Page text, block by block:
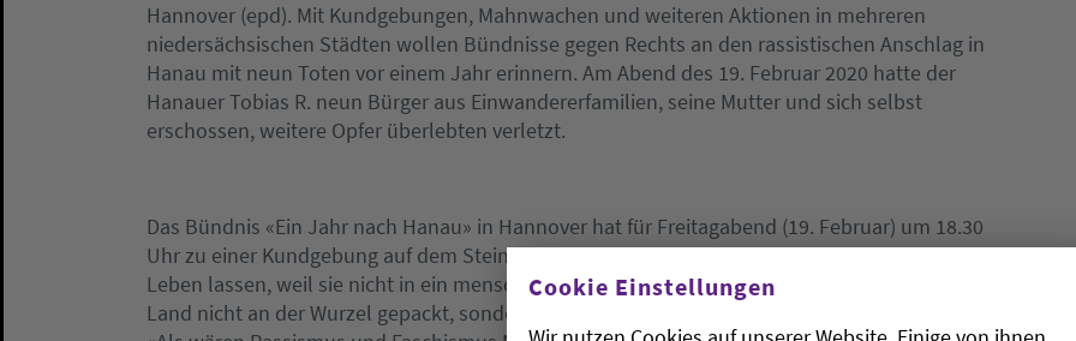
Hannover (epd). Mit Kundgebungen, Mahnwachen und weiteren Aktionen in mehreren
niedersächsischen Städten wollen Bündnisse gegen Rechts an den rassistischen Anschlag in
Hanau mit neun Toten vor einem Jahr erinnern. Am Abend des 19. Februar 2020 hatte der
Hanauer Tobias R. neun Bürger aus Einwandererfamilien, seine Mutter und sich selbst
erschossen, weitere Opfer überlebten verletzt.
Das Bündnis «Ein Jahr nach Hanau» in Hannover hat für Freitagabend (19. Februar) um 18.30
Uhr zu einer Kundgebung auf dem Steintorplatz aufgerufen. «Neun Menschen mussten ihr
Leben lassen, weil sie nicht in ein menschenverachtendes Weltbild passen, das in diesem
Land nicht an der Wurzel gepackt, sondern in Talkshows diskutiert wird», heißt es im Aufruf:
Cookie Einstellungen